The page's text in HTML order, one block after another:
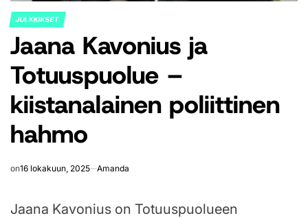
POSTED
IN
JULKKIKSET
Jaana Kavonius ja
Totuuspuolue –
kiistanalainen poliittinen
hahmo
on16 lokakuun, 2025 Amanda
Jaana Kavonius on Totuuspuolueen